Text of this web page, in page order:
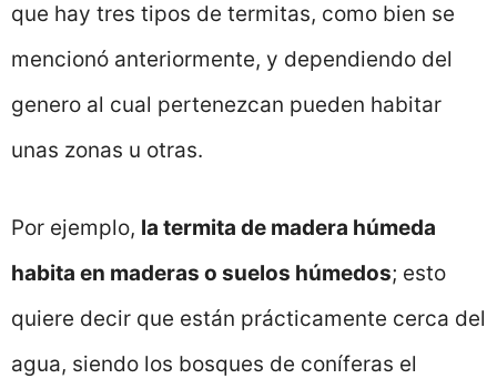
que hay tres tipos de termitas, como bien se
mencionó anteriormente, y dependiendo del
genero al cual pertenezcan pueden habitar
unas zonas u otras.
Por ejemplo, la termita de madera húmeda
habita en maderas o suelos húmedos; esto
quiere decir que están prácticamente cerca del
agua, siendo los bosques de coníferas el